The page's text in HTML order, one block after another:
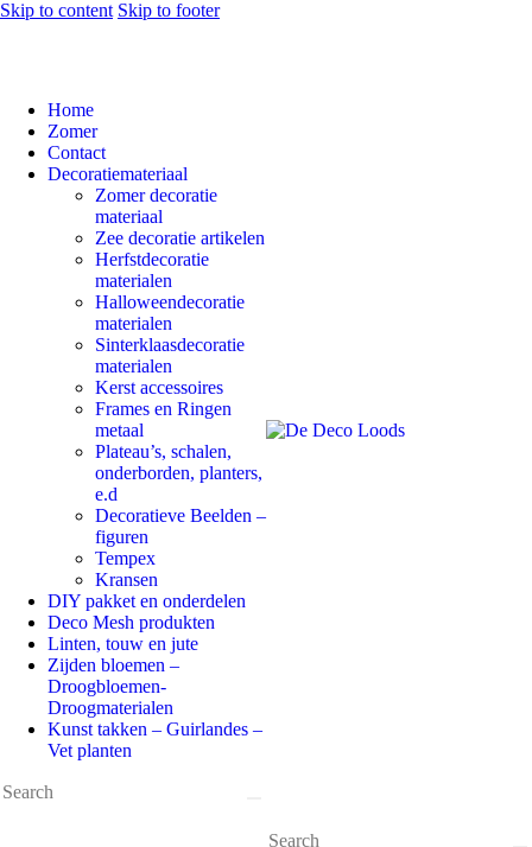
Skip to content Skip to footer
Home
Zomer
Contact
Decoratiemateriaal
Zomer decoratie
materiaal
Zee decoratie artikelen
Herfstdecoratie
materialen
Halloweendecoratie
materialen
Sinterklaasdecoratie
materialen
Kerst accessoires
Frames en Ringen
metaal
Plateau’s, schalen,
onderborden, planters,
e.d
Decoratieve Beelden –
figuren
Tempex
Kransen
DIY pakket en onderdelen
Deco Mesh produkten
Linten, touw en jute
Zijden bloemen –
Droogbloemen-
Droogmaterialen
Kunst takken – Guirlandes –
Vet planten